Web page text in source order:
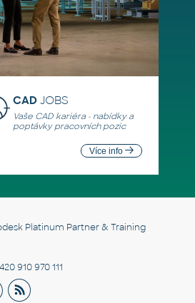
CADJOBS
Vaše CAD kariéra - nabídky a
poptávky pracovních pozic
Více info
Platinum Partner & Training
910 970 111